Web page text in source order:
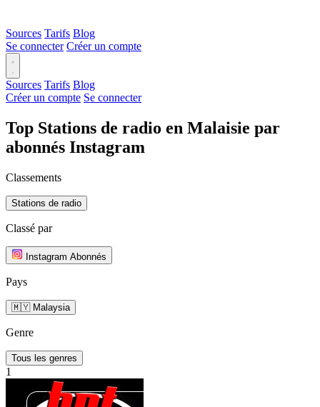
Sources Tarifs Blog
Se connecter Créer un compte
Sources Tarifs Blog
Créer un compte Se connecter
Top Stations de radio en Malaisie par
abonnés Instagram
Classements
Stations de radio
Classé par
Instagram Abonnés
Pays
🇲🇾 Malaysia
Genre
Tous les genres
1